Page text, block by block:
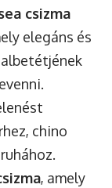
csizma
elegáns és
chino
, amely